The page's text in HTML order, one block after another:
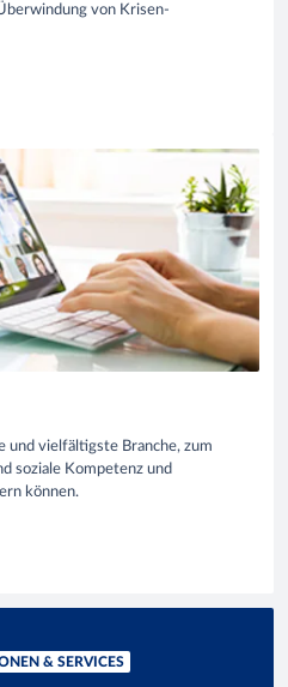
von Krisen-
und vielfältigste Branche, zum
soziale Kompetenz und
können.
& SERVICES